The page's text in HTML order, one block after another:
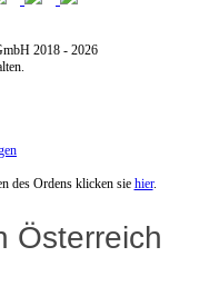
2018 - 2026
des Ordens klicken sie hier.
Österreich